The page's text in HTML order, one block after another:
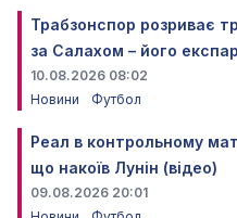
Трабзонспор розриває
за Салахом – його
10.08.2026 08:02
Новини
Футбол
Реал в контрольному
що накоїв Лунін (відео)
09.08.2026 20:01